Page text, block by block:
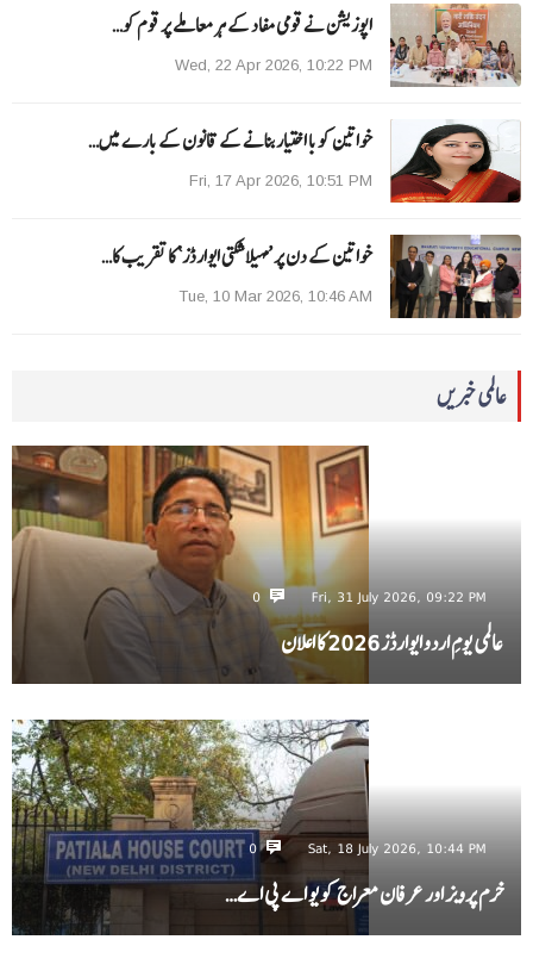
اپوزیشن نے قومی مفاد کے ہر معاملے پر قوم کو…
Wed, 22 Apr 2026, 10:22 PM
خواتین کو با اختیار بنانے کے قانون کے بارے میں…
Fri, 17 Apr 2026, 10:51 PM
خواتین کے دن پر ’مہیلا شکتی ایوارڈز‘ کا تقریب کا…
Tue, 10 Mar 2026, 10:46 AM
عالمی خبریں
Fri, 31 July 2026, 09:22 PM
0
عالمی یومِ اردو ایوارڈز 2026 کا اعلان
Sat, 18 July 2026, 10:44 PM
0
خرم پرویز اور عرفان معراج کو یو اے پی اے…